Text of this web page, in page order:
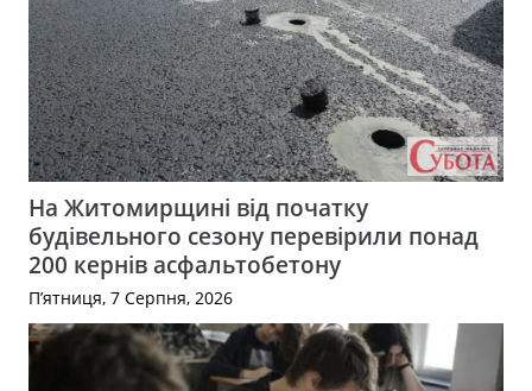
На Житомирщині від початку
будівельного сезону перевірили понад
200 кернів асфальтобетону
П’ятниця, 7 Серпня, 2026